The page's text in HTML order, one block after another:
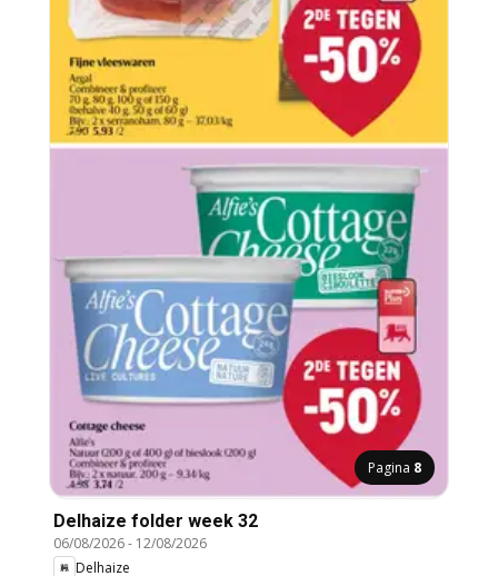
Pagina 8
Delhaize folder week 32
06/08/2026- 12/08/2026
Delhaize